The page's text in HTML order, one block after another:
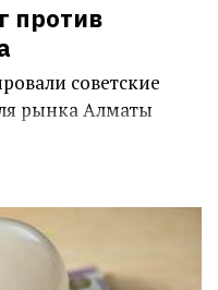
против
советские
рынка Алматы